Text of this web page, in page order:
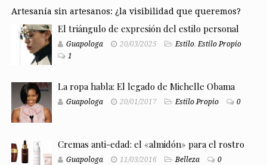
Artesanía sin artesanos: ¿la visibilidad que queremos?
El triángulo de expresión del estilo personal
Guapologa 20/03/2025 Estilo,Estilo Propio
1
La ropa habla: El legado de Michelle Obama
Guapologa 20/01/2017 Estilo Propio 0
Cremas anti-edad: el «almidón» para el rostro
Guapologa 11/03/2016 Belleza 0